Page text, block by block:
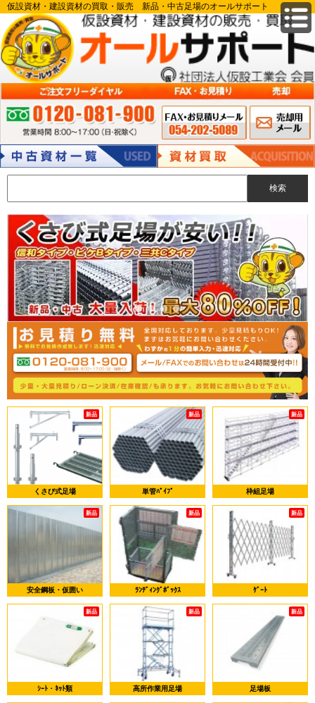
仮設資材・建設資材の買取・販売 新品・中古足場のオールサポート
ご注文フリーダイヤル:0120-081-900 営業時間 8:00～17:00（日・祝除
く）
FAX申込み 054-
202-5089
メールでのお
問い合わせ
中古資材
資材買取
新品
くさび式足場
新品
単管ﾊﾟｲﾌﾟ
新品
枠組足場
新品
安全鋼板・仮囲い
新品
ﾗﾝﾃﾞｨﾝｸﾞﾎﾞｯｸｽ
新品
ｹﾞｰﾄ
新品
ｼｰﾄ・ﾈｯﾄ類
新品
高所作業用足場
新品
足場板